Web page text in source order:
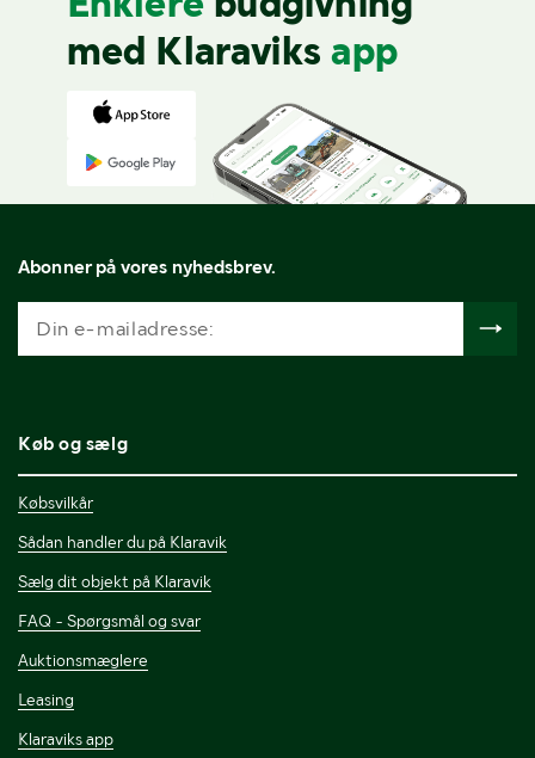
med Klaraviks app
Abonner på vores nyhedsbrev.
Køb og sælg
Købsvilkår
Sådan handler du på Klaravik
Sælg dit objekt på Klaravik
FAQ - Spørgsmål og svar
Auktionsmæglere
Leasing
Klaraviks app